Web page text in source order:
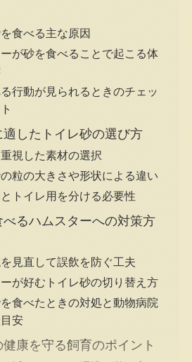
食べる主な原因
が砂を食べることで起こる体
行動が見られるときのチェッ
したトイレ砂の選び方
視した素材の選択
の粒の大きさや形状による違い
トイレ用を分ける必要性
べるハムスターへの対策方
見直して誤飲を防ぐ工夫
が好むトイレ砂の切り替え方
食べたときの対処と動物病院
安
康を守る飼育のポイント